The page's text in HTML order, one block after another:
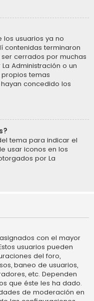
usuarios ya no
contenidas terminaron
cerrados por muchas
Administración o un
temas
concedido los
tema para indicar el
usar iconos en los
por La
con el mayor
usuarios pueden
del foro,
baneo de usuarios,
etc. Dependen
que éste les ha dado.
de moderación en